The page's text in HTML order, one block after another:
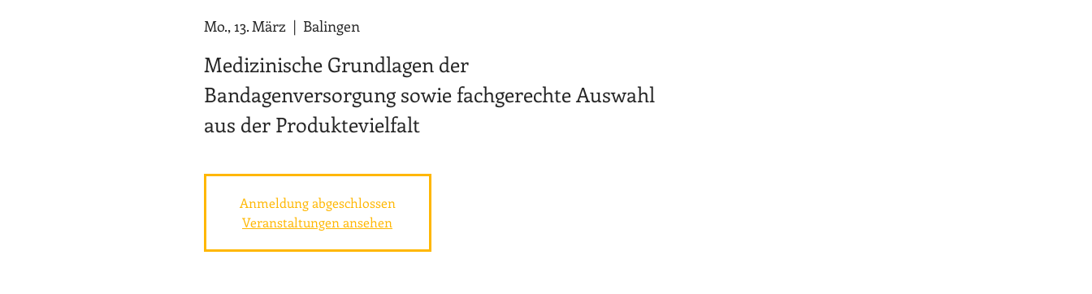
Mo., 13. März
  |
Balingen
Medizinische Grundlagen der
Bandagenversorgung sowie fachgerechte Auswahl
aus der Produktevielfalt
Anmeldung abgeschlossen
Veranstaltungen ansehen